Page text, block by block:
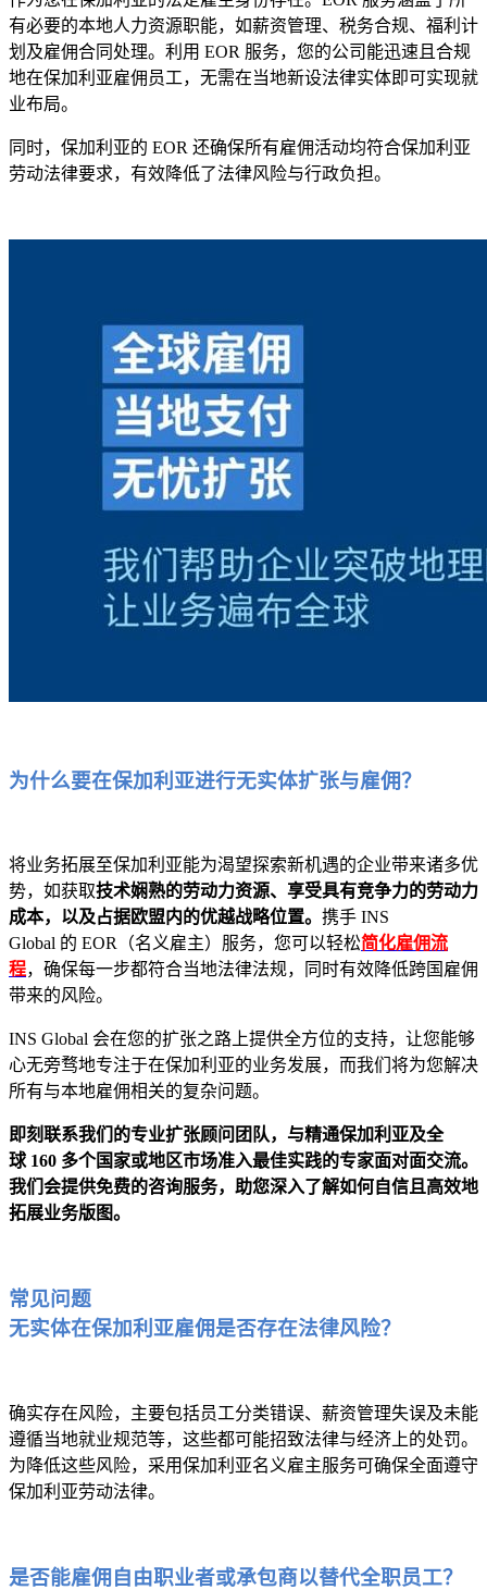
有必要的本地人力资源职能，如薪资管理、税务合规、福利计
划及雇佣合同处理。利用 EOR 服务，您的公司能迅速且合规
地在保加利亚雇佣员工，无需在当地新设法律实体即可实现就
业布局。
同时，保加利亚的 EOR 还确保所有雇佣活动均符合保加利亚
劳动法律要求，有效降低了法律风险与行政负担。
为什么要在保加利亚进行无实体扩张与雇佣？
将业务拓展至保加利亚能为渴望探索新机遇的企业带来诸多优
势，如获取技术娴熟的劳动力资源、享受具有竞争力的劳动力
成本，以及占据欧盟内的优越战略位置。 携手 INS
Global 的 EOR（名义雇主）服务，您可以轻松简化雇佣流
程，确保每一步都符合当地法律法规，同时有效降低跨国雇佣
带来的风险。
INS Global 会在您的扩张之路上提供全方位的支持，让您能够
心无旁骛地专注于在保加利亚的业务发展，而我们将为您解决
所有与本地雇佣相关的复杂问题。
即刻联系我们的专业扩张顾问团队，与精通保加利亚及全
球 160 多个国家或地区市场准入最佳实践的专家面对面交流。
我们会提供免费的咨询服务，助您深入了解如何自信且高效地
拓展业务版图。
常见问题
无实体在保加利亚雇佣是否存在法律风险？
确实存在风险，主要包括员工分类错误、薪资管理失误及未能
遵循当地就业规范等，这些都可能招致法律与经济上的处罚。
为降低这些风险，采用保加利亚名义雇主服务可确保全面遵守
保加利亚劳动法律。
是否能雇佣自由职业者或承包商以替代全职员工？